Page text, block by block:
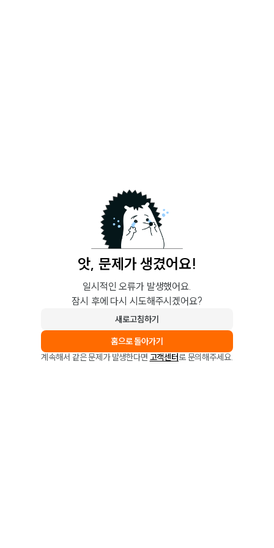
앗, 문제가 생겼어요!
일시적인 오류가 발생했어요.
잠시 후에 다시 시도해주시겠어요?
새로고침하기
홈으로 돌아가기
계속해서 같은 문제가 발생한다면 고객센터로 문의해주세요.